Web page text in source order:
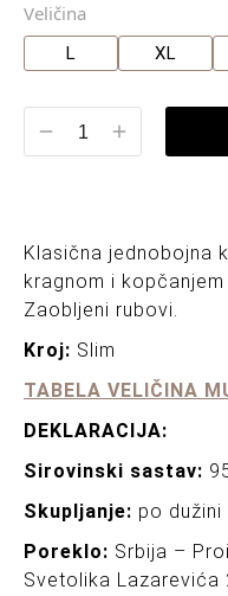
Veličina
L XL
Klasična jednobojna
kragnom i
Zaobljeni rubovi.
Kroj: Slim
TABELA VELIČINA
DEKLARACIJA:
Sirovinski sastav:
Skupljanje: po
Poreklo: Srbija –
Svetolika Lazarevića